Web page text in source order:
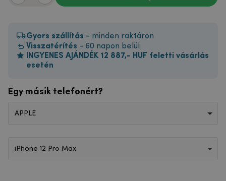
Gyors szállítás - minden raktáron
Visszatérítés - 60 napon belül
INGYENES AJÁNDÉK 12 887,- HUF feletti vásárlás
esetén
Egy másik telefonért?
APPLE
iPhone 12 Pro Max